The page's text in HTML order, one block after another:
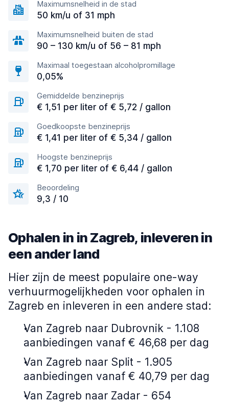
Maximumsnelheid in de stad
50 km/u of 31 mph
Maximumsnelheid buiten de stad
90 – 130 km/u of 56 – 81 mph
Maximaal toegestaan alcoholpromillage
0,05%
Gemiddelde benzineprijs
€ 1,51 per liter of € 5,72 / gallon
Goedkoopste benzineprijs
€ 1,41 per liter of € 5,34 / gallon
Hoogste benzineprijs
€ 1,70 per liter of € 6,44 / gallon
Beoordeling
9,3 / 10
Ophalen in in Zagreb, inleveren in
een ander land
Hier zijn de meest populaire one-way
verhuurmogelijkheden voor ophalen in
Zagreb en inleveren in een andere stad:
Van Zagreb naar Dubrovnik - 1.108
aanbiedingen vanaf € 46,68 per dag
Van Zagreb naar Split - 1.905
aanbiedingen vanaf € 40,79 per dag
Van Zagreb naar Zadar - 654